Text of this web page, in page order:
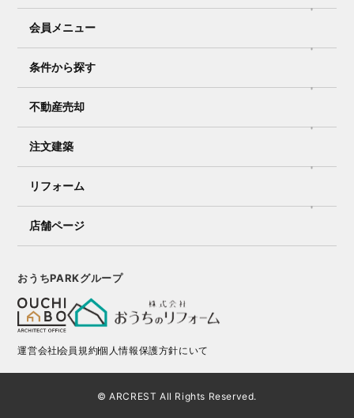
会員メニュー
条件から探す
不動産売却
注文建築
リフォーム
店舗ページ
おうちPARKグループ
運営会社会員規約個人情報保護方針にいて
© ARCREST All Rights Reserved.